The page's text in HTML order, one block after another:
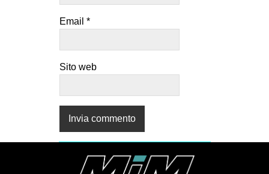
Email *
Sito web